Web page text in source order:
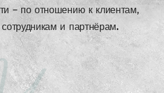
— по отношению к клиентам,
и партнёрам.